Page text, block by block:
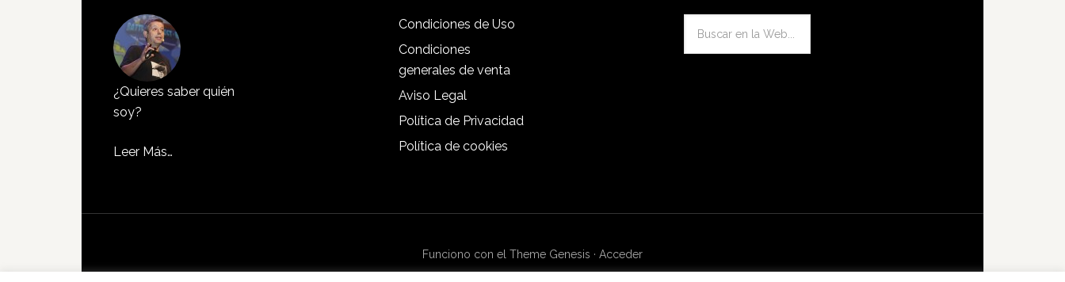
¿Quieres saber quién
soy?
Leer Más…
Condiciones de Uso
Condiciones
generales de venta
Aviso Legal
Política de Privacidad
Política de cookies
Funciono con el Theme Genesis · Acceder